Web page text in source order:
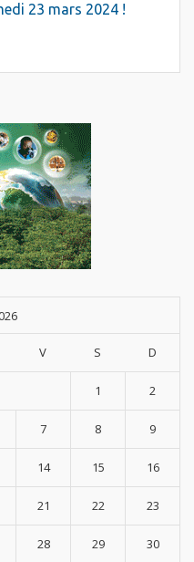
23 mars 2024 !
V S D
1 2
7 8 9
14 15 16
21 22 23
28 29 30